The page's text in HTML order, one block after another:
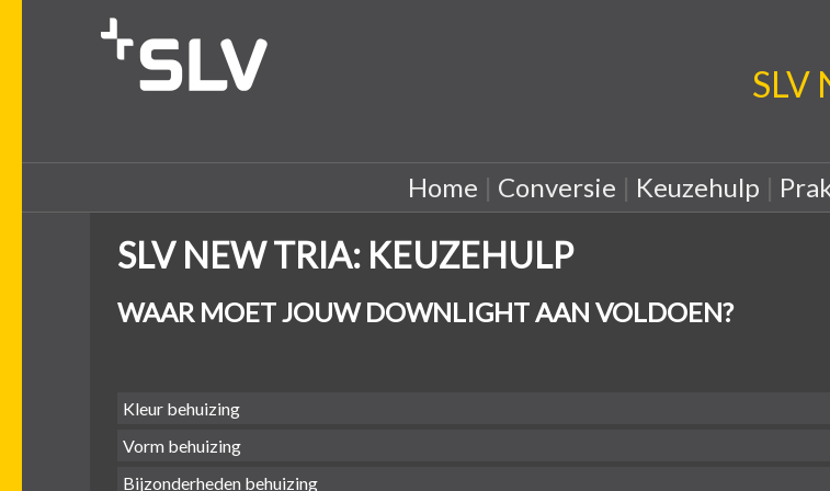
SLV
Home | Conversie | Keuzehulp |
SLV NEW TRIA: KEUZEHULP
WAAR MOET JOUW DOWNLIGHT AAN VOLDOEN?
Kleur behuizing
Vorm behuizing
Bijzonderheden behuizing